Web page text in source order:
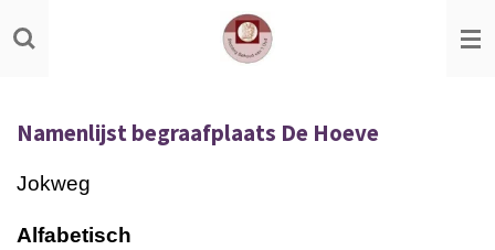
Ga
direct
hoofdinhoud
Namenlijst begraafplaats De Hoeve
Jokweg
Alfabetisch